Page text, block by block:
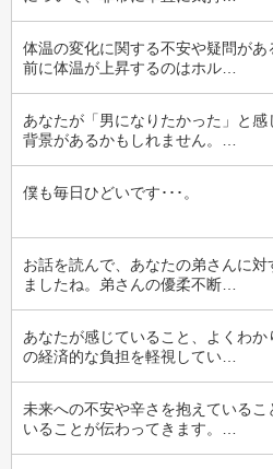
体温の変化に関する不安や疑問が
前に体温が上昇するのはホル…
あなたが「男になりたかった」と
背景があるかもしれません。…
僕も毎日ひどいです･･･。
お話を読んで、あなたの弟さんに
ましたね。弟さんの優柔不断…
あなたが感じていること、よくわ
の経済的な負担を軽視してい…
未来への不安や辛さを抱えている
いることが伝わってきます。…